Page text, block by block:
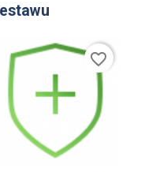
favorite_border